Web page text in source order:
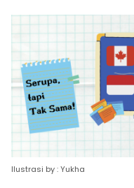
Ilustrasi by : Yukha